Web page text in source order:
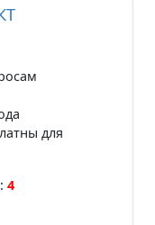
для
4